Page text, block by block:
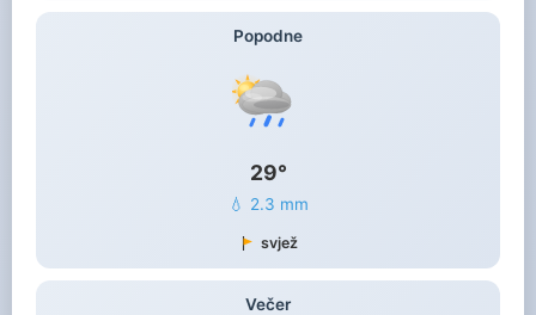
Popodne
29°
💧 2.3 mm
svjež
Večer